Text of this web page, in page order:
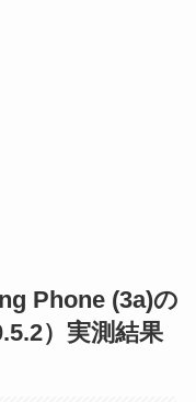
Phone (3a)の
）実測結果